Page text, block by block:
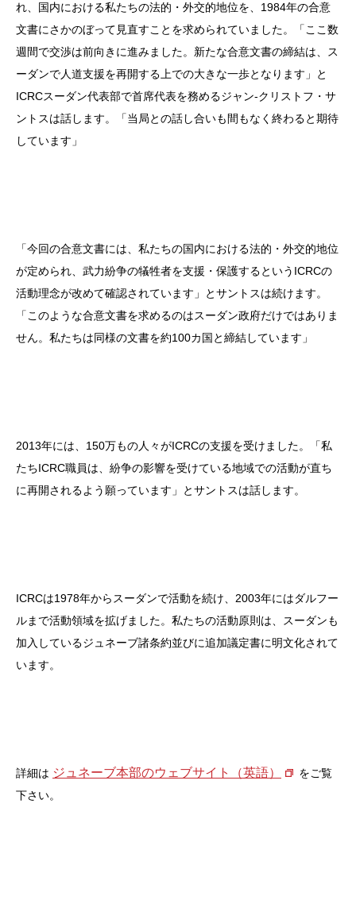
れ、国内における私たちの法的・外交的地位を、1984年の合意
文書にさかのぼって見直すことを求められていました。「ここ数
週間で交渉は前向きに進みました。新たな合意文書の締結は、ス
ーダンで人道支援を再開する上での大きな一歩となります」と
ICRCスーダン代表部で首席代表を務めるジャン-クリストフ・サ
ントスは話します。「当局との話し合いも間もなく終わると期待
しています」
「今回の合意文書には、私たちの国内における法的・外交的地位
が定められ、武力紛争の犠牲者を支援・保護するというICRCの
活動理念が改めて確認されています」とサントスは続けます。
「このような合意文書を求めるのはスーダン政府だけではありま
せん。私たちは同様の文書を約100カ国と締結しています」
2013年には、150万もの人々がICRCの支援を受けました。「私
たちICRC職員は、紛争の影響を受けている地域での活動が直ち
に再開されるよう願っています」とサントスは話します。
ICRCは1978年からスーダンで活動を続け、2003年にはダルフー
ルまで活動領域を拡げました。私たちの活動原則は、スーダンも
加入しているジュネーブ諸条約並びに追加議定書に明文化されて
います。
詳細は ジュネーブ本部のウェブサイト（英語）
をご覧
下さい。